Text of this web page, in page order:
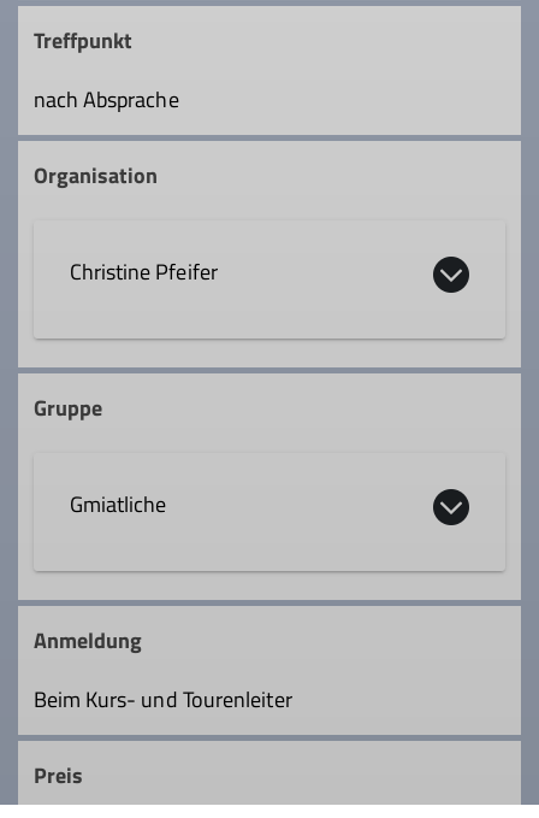
Treffpunkt
nach Absprache
Organisation
Christine Pfeifer
0171 1627855
Wanderleiter*in
Gruppe
Gmiatliche
Die Touren für Gmiatliche werden in einer
ruhigen und gemütlichen Art und Weise
durchgeführt. Oft gibt es unterwegs
etwas besonders Schönes zu sehen oder
gemütliche Einkehr ist normalerweise
Anmeldung
Beim Kurs- und Tourenleiter
Preis